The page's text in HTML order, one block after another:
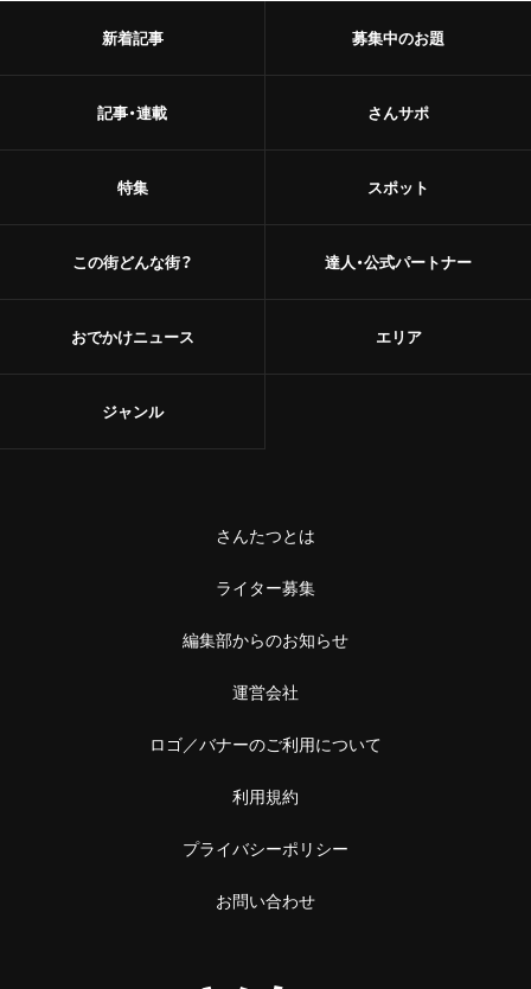
新着記事
記事・連載
特集
この街どんな街？
おでかけニュース
募集中のお題
さんサポ
スポット
達人・公式パートナー
エリア
ジャンル
さんたつとは
ライター募集
編集部からのお知らせ
運営会社
ロゴ／バナーのご利用について
利用規約
プライバシーポリシー
お問い合わせ